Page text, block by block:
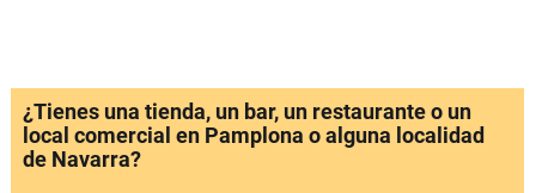
¿Tienes una tienda, un bar, un restaurante o un
local comercial en Pamplona o alguna localidad
de Navarra?